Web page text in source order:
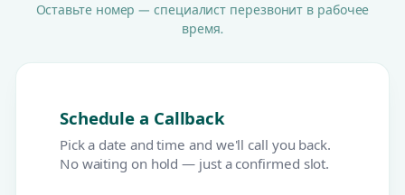
Оставьте номер — специалист перезвонит в рабочее
время.
Schedule a Callback
Pick a date and time and we'll call you back.
No waiting on hold — just a confirmed slot.